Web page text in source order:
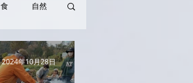
食 自然
2024年10月28日